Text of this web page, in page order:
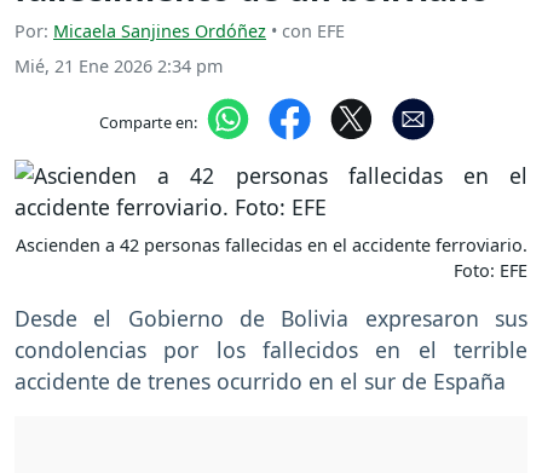
Por: Micaela Sanjines Ordóñez • con EFE
Mié, 21 Ene 2026 2:34 pm
Comparte en:
Ascienden a 42 personas fallecidas en el accidente ferroviario.
Foto: EFE
Desde el Gobierno de Bolivia expresaron sus
condolencias por los fallecidos en el terrible
accidente de trenes ocurrido en el sur de España